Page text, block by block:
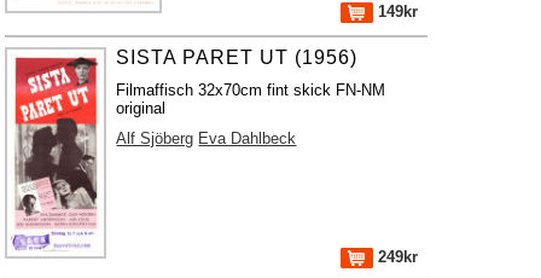
149kr
SISTA PARET UT (1956)
Filmaffisch 32x70cm fint skick FN-NM
original
Alf Sjöberg Eva Dahlbeck
249kr